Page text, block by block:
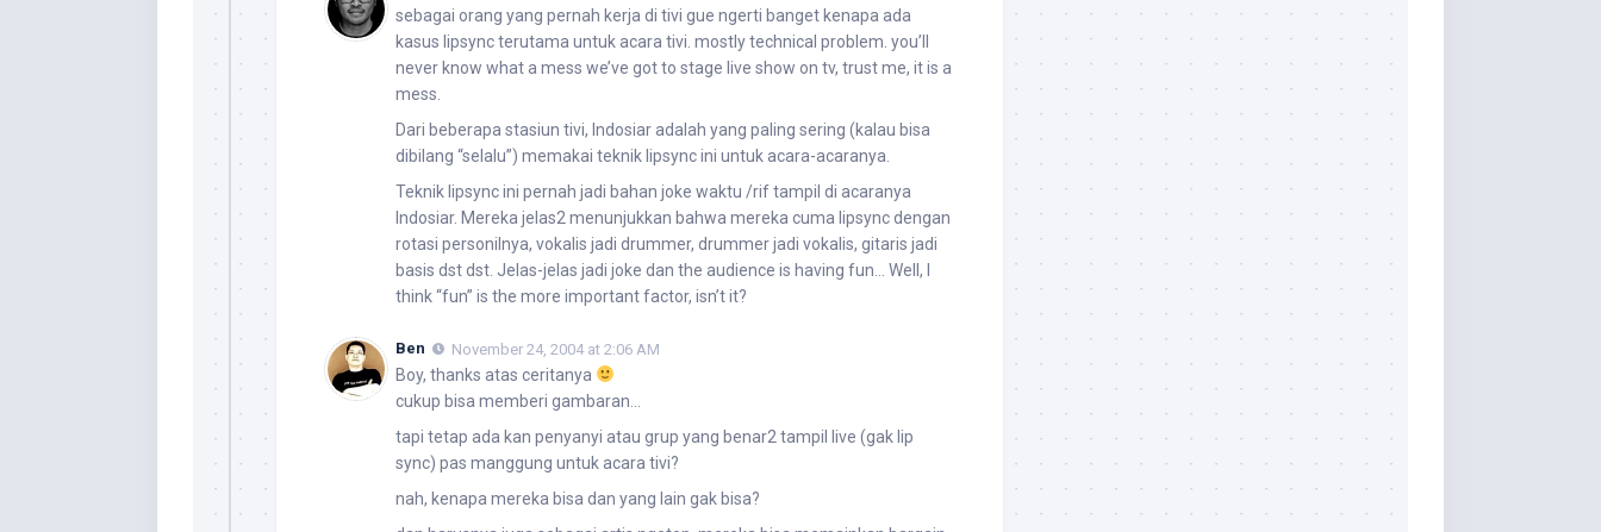
sebagai orang yang pernah kerja di tivi gue ngerti banget kenapa ada
kasus lipsync terutama untuk acara tivi. mostly technical problem. you’ll
never know what a mess we’ve got to stage live show on tv, trust me, it is a
mess.
Dari beberapa stasiun tivi, Indosiar adalah yang paling sering (kalau bisa
dibilang “selalu”) memakai teknik lipsync ini untuk acara-acaranya.
Teknik lipsync ini pernah jadi bahan joke waktu /rif tampil di acaranya
Indosiar. Mereka jelas2 menunjukkan bahwa mereka cuma lipsync dengan
rotasi personilnya, vokalis jadi drummer, drummer jadi vokalis, gitaris jadi
basis dst dst. Jelas-jelas jadi joke dan the audience is having fun… Well, I
think “fun” is the more important factor, isn’t it?
Ben November 24, 2004 at 2:06 AM
Boy, thanks atas ceritanya
cukup bisa memberi gambaran…
tapi tetap ada kan penyanyi atau grup yang benar2 tampil live (gak lip
sync) pas manggung untuk acara tivi?
nah, kenapa mereka bisa dan yang lain gak bisa?